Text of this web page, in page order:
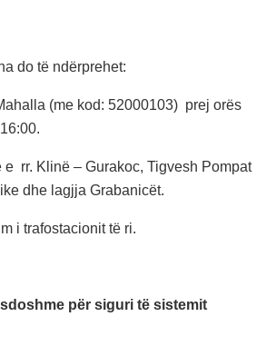
do të ndërprehet:
(me kod: 52000103) prej orës
e rr. Klinë – Gurakoc, Tigvesh Pompat
dhe lagjja Grabanicët.
i trafostacionit të ri.
për siguri të sistemit